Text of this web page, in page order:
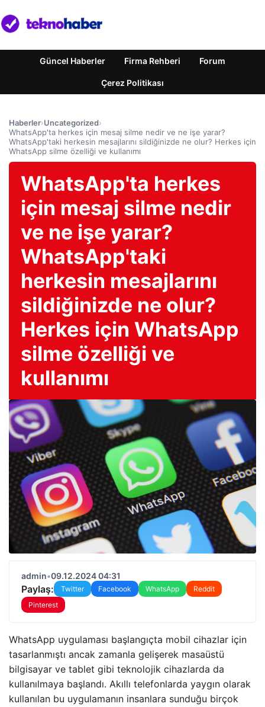
Güncel Haberler Firma Rehberi Forum
Çerez Politikası
Haberler›Uncategorized›
WhatsApp'ta herkes için mesaj silme nedir ve ne işe yarar?
WhatsApp'taki herkesin mesajlarını sildiğinizde ne olur? Herkes için
WhatsApp silme özelliği ve kullanımı
WhatsApp'ta herkes
için mesaj silme nedir
ve ne işe yarar?
WhatsApp'taki
herkesin mesajlarını
sildiğinizde ne olur?
Herkes için WhatsApp
silme özelliği ve
kullanımı
admin•09.12.2024 04:31
Paylaş: Twitter Facebook WhatsApp
Reddit
Pinterest
WhatsApp uygulaması başlangıçta mobil cihazlar için
tasarlanmıştı ancak zamanla gelişerek masaüstü
bilgisayar ve tablet gibi teknolojik cihazlarda da
kullanılmaya başlandı. Akıllı telefonlarda yaygın olarak
kullanılan bu uygulamanın insanlara sunduğu birçok